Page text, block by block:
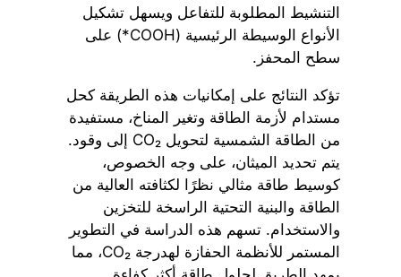
التنشيط المطلوبة للتفاعل ويسهل تشكيل
الأنواع الوسيطة الرئيسية (COOH*) على
سطح المحفز.
تؤكد النتائج على إمكانيات هذه الطريقة كحل
مستدام لأزمة الطاقة وتغير المناخ، مستفيدة
من الطاقة الشمسية لتحويل CO₂ إلى وقود.
يتم تحديد الميثان، على وجه الخصوص،
كوسيط طاقة مثالي نظرًا لكثافته العالية من
الطاقة والبنية التحتية الراسخة للتخزين
والاستخدام. تسهم هذه الدراسة في التطوير
المستمر للأنظمة الحفازة لهدرجة CO₂، مما